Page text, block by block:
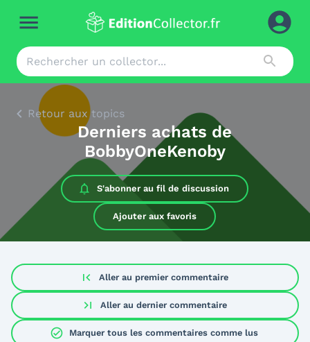
Retour aux topics
Derniers achats de
BobbyOneKenoby
S'abonner au fil de discussion
Ajouter aux favoris
first_page Aller au premier commentaire
last_page Aller au dernier commentaire
check_circle Marquer tous les commentaires comme lus